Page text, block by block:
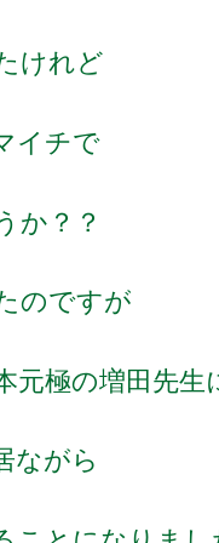
けれど
イチで
か？？
のですが
元極の増田先生
ながら